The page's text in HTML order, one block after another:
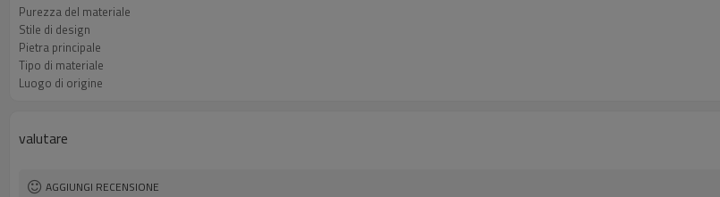
Purezza del materiale
Stile di design
Pietra principale
Tipo di materiale
Luogo di origine
valutare
AGGIUNGI RECENSIONE